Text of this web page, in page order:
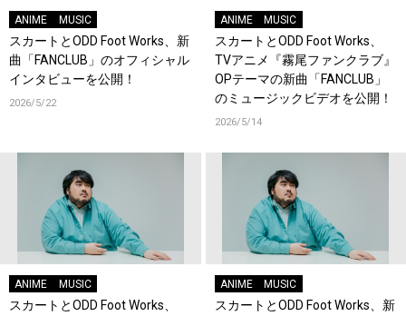
ANIME MUSIC
スカートとODD Foot Works、新
曲「FANCLUB」のオフィシャル
インタビューを公開！
2026/5/22
ANIME MUSIC
スカートとODD Foot Works、
TVアニメ『霧尾ファンクラブ』
OPテーマの新曲「FANCLUB」
のミュージックビデオを公開！
2026/5/14
ANIME MUSIC
スカートとODD Foot Works、
ANIME MUSIC
スカートとODD Foot Works、新